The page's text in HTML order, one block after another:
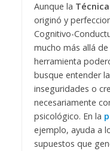
Aunque la
originó y
Cognitivo-
mucho más allá
herramienta
busque entender
inseguridades o
necesariamente
psicológico. En la
ejemplo, ayuda a
supuestos que